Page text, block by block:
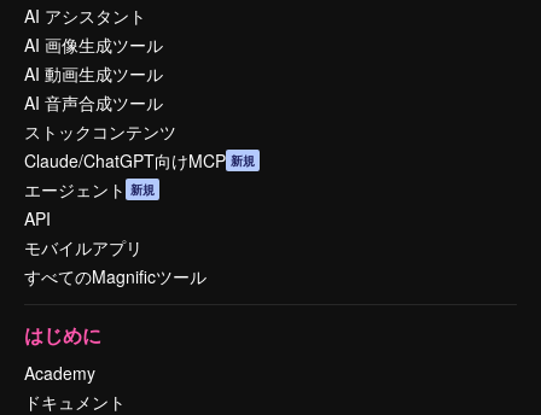
AI アシスタント
AI 画像生成ツール
AI 動画生成ツール
AI 音声合成ツール
ストックコンテンツ
Claude/ChatGPT向けMCP 新規
エージェント 新規
API
モバイルアプリ
すべてのMagnificツール
はじめに
Academy
ドキュメント